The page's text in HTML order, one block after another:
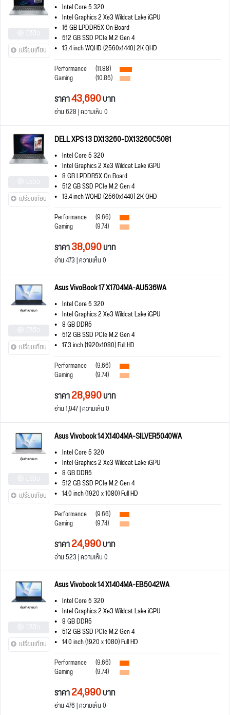
เปรียบเทียบ
Intel Core 5 320
Intel Graphics 2 Xe3 Wildcat Lake iGPU
16 GB LPDDR5X On Board
512 GB SSD PCIe M.2 Gen 4
13.4 inch WQHD (2560x1440) 2K QHD
Performance
(11.88)
Gaming (10.85)
ราคา43,690บาท
อ่าน 628 | ความเห็น 0
เปรียบเทียบ
DELL XPS 13 DX13260-DX13260C5081
Intel Core 5 320
Intel Graphics 2 Xe3 Wildcat Lake iGPU
8 GB LPDDR5X On Board
512 GB SSD PCIe M.2 Gen 4
13.4 inch WQHD (2560x1440) 2K QHD
Performance
(9.66)
Gaming (9.74)
ราคา38,090บาท
อ่าน 473 | ความเห็น 0
เปรียบเทียบ
Asus VivoBook 17 X1704MA-AU536WA
Intel Core 5 320
Intel Graphics 2 Xe3 Wildcat Lake iGPU
8 GB DDR5
512 GB SSD PCIe M.2 Gen 4
17.3 inch (1920x1080) Full HD
Performance
(9.66)
Gaming (9.74)
ราคา28,990บาท
อ่าน 1,947 | ความเห็น 0
เปรียบเทียบ
Asus Vivobook 14 X1404MA-SILVER5040WA
Intel Core 5 320
Intel Graphics 2 Xe3 Wildcat Lake iGPU
8 GB DDR5
512 GB SSD PCIe M.2 Gen 4
14.0 inch (1920 x 1080) Full HD
Performance
(9.66)
Gaming (9.74)
ราคา24,990บาท
อ่าน 523 | ความเห็น 0
เปรียบเทียบ
Asus Vivobook 14 X1404MA-EB5042WA
Intel Core 5 320
Intel Graphics 2 Xe3 Wildcat Lake iGPU
8 GB DDR5
512 GB SSD PCIe M.2 Gen 4
14.0 inch (1920 x 1080) Full HD
Performance
(9.66)
Gaming (9.74)
ราคา24,990บาท
อ่าน 476 | ความเห็น 0